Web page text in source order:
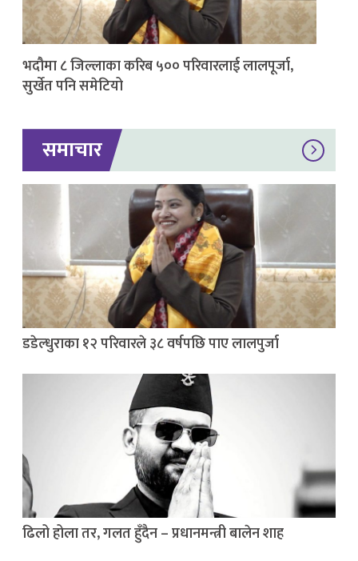
भदौमा ८ जिल्लाका करिब ५०० परिवारलाई लालपूर्जा,
सुर्खेत पनि समेटियो
समाचार
डडेल्धुराका १२ परिवारले ३८ वर्षपछि पाए लालपुर्जा
ढिलो होला तर, गलत हुँदैन – प्रधानमन्त्री बालेन शाह